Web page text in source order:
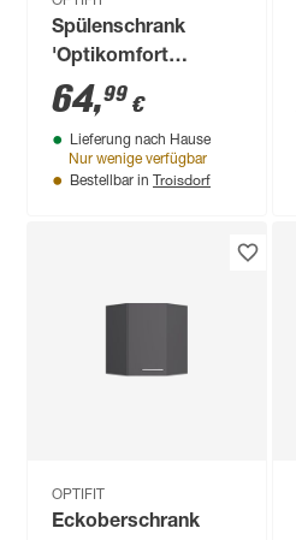
Spülenschrank
'Optikomfort
Erik290' eichefarben
45 x 87 x 58,4 cm
64,99 €
Lieferung nach Hause
Nur wenige verfügbar
Bestellbar in Troisdorf
OPTIFIT
Eckoberschrank